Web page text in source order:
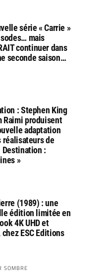
série « Carrie »
mais
continuer dans
seconde saison…
: Stephen King
Raimi produisent
adaptation
réalisateurs de
Destination :
»
(1989) : une
édition limitée en
4K UHD et
chez ESC Editions
SOMBRE